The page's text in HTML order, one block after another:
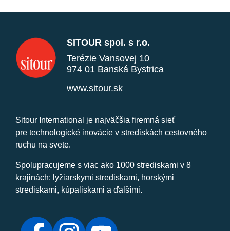
SITOUR spol. s r.o.
Terézie Vansovej 10
974 01 Banská Bystrica
www.sitour.sk
Sitour International je najväčšia firemná sieť
pre technologické inovácie v strediskách cestovného
ruchu na svete.
Spolupracujeme s viac ako 1000 strediskami v 8
krajinách: lyžiarskymi strediskami, horskými
strediskami, kúpaliskami a ďalšími.